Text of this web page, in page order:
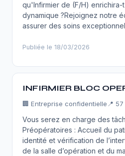
qu'Infirmier de (F/H)
dynamique ?Rejoignez notre
assurer des soins
Publiée le 18/03/2026
INFIRMIER BLOC
🏢 Entreprise confidentielle 📍
Vous serez en charge des
Préopératoires : Accueil du
identité et vérification de
de la salle d’opération et du